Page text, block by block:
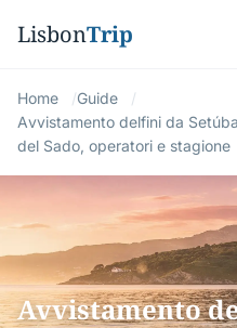
LisbonTrip
Home
Guide
Avvistamento delfini da
del Sado, operatori e stagione
Avvistamento